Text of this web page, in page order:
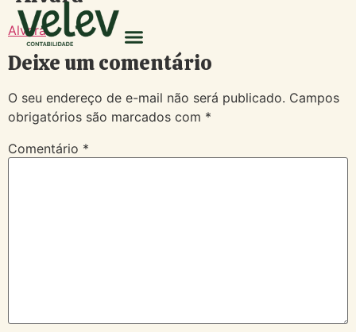
Alvará
Deixe um comentário
O seu endereço de e-mail não será publicado. Campos
obrigatórios são marcados com *
Comentário *